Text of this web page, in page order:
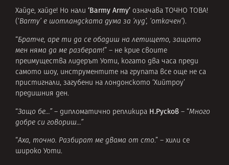
Хайде, хайде! Но нали ‘Barmy Army’ означава ТОЧНО ТОВА!
(‘Barmy’ е шотландската дума за ‘луд’, ‘откачен’).
“Братче, аре ти да се обадиш на летището, защото
мен няма да ме разберат!” – не крие своите
преимущества лидерът Уоти, когато два часа преди
самото шоу, инструментите на групата все още не са
пристигнали, загубени на лондонското ‘Хийтроу’
предишния ден.
“Защо бе…” – дипломатично репликира Н.Русков – “Много
добре си говориш…”
“Аха, точно. Разбират ме двама от сто.” – хили се
широко Уоти.